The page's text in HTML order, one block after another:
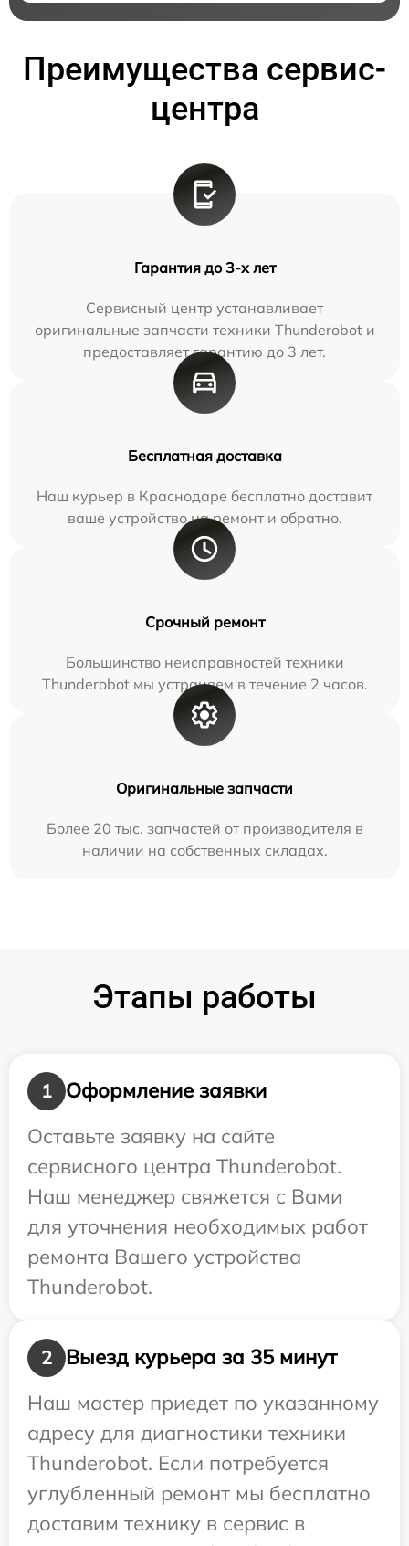
Преимущества сервис-
центра
Гарантия до 3-х лет
Сервисный центр устанавливает
оригинальные запчасти техники Thunderobot и
предоставляет гарантию до 3 лет.
Бесплатная доставка
Наш курьер в Краснодаре бесплатно доставит
ваше устройство на ремонт и обратно.
Срочный ремонт
Большинство неисправностей техники
Thunderobot мы устраняем в течение 2 часов.
Оригинальные запчасти
Более 20 тыс. запчастей от производителя в
наличии на собственных складах.
Этапы работы
1
Оформление заявки
Оставьте заявку на сайте
сервисного центра Thunderobot.
Наш менеджер свяжется с Вами
для уточнения необходимых работ
ремонта Вашего устройства
Thunderobot.
2
Выезд курьера за 35 минут
Наш мастер приедет по указанному
адресу для диагностики техники
Thunderobot. Если потребуется
углубленный ремонт мы бесплатно
доставим технику в сервис в